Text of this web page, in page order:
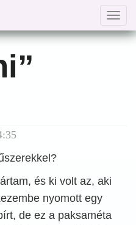
és ki volt az, aki
nyomott egy
de ez a paksaméta